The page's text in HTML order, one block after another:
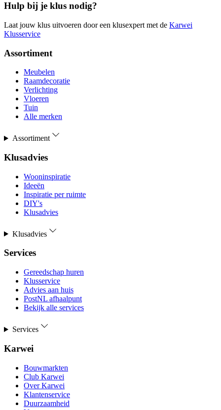
Hulp bij je klus nodig?
Laat jouw klus uitvoeren door een klusexpert met de Karwei
Klusservice
Assortiment
Meubelen
Raamdecoratie
Verlichting
Vloeren
Tuin
Alle merken
Assortiment
Klusadvies
Wooninspiratie
Ideeën
Inspiratie per ruimte
DIY's
Klusadvies
Klusadvies
Services
Gereedschap huren
Klusservice
Advies aan huis
PostNL afhaalpunt
Bekijk alle services
Services
Karwei
Bouwmarkten
Club Karwei
Over Karwei
Klantenservice
Duurzaamheid